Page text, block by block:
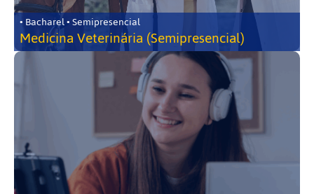
• Bacharel • Semipresencial
Medicina Veterinária (Semipresencial)